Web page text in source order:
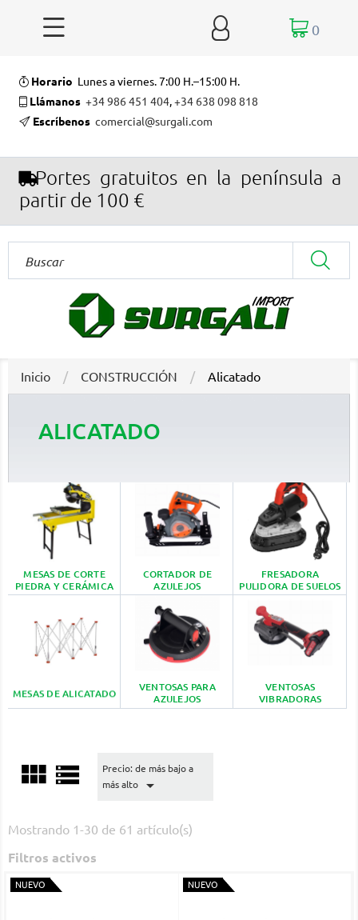
  0
Horario Lunes a viernes. 7:00 H.–15:00 H.
Llámanos +34 986 451 404,+34 638 098 818
Escríbenos comercial@surgali.com
Portes gratuitos en la península a
partir de 100 €
Inicio CONSTRUCCIÓN Alicatado
ALICATADO
MESAS DE CORTE
PIEDRA Y CERÁMICA
CORTADOR DE
AZULEJOS
FRESADORA
PULIDORA DE SUELOS
MESAS DE ALICATADO
VENTOSAS PARA
AZULEJOS
VENTOSAS
VIBRADORAS
 
Precio: de más bajo a
más alto

Mostrando 1-30 de 61 artículo(s)
Filtros activos
NUEVO NUEVO